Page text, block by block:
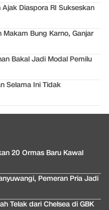
Diaspora RI Sukseskan
Makam Bung Karno, Ganjar
Bakal Jadi Modal Pemilu
Selama Ini Tidak
20 Ormas Baru Kawal
Pemeran Pria Jadi
Telak dari Chelsea di GBK